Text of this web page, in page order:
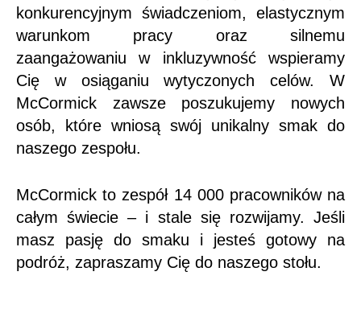
konkurencyjnym świadczeniom, elastycznym
warunkom pracy oraz silnemu
zaangażowaniu w inkluzywność wspieramy
Cię w osiąganiu wytyczonych celów. W
McCormick zawsze poszukujemy nowych
osób, które wniosą swój unikalny smak do
naszego zespołu.
McCormick to zespół 14 000 pracowników na
całym świecie – i stale się rozwijamy. Jeśli
masz pasję do smaku i jesteś gotowy na
podróż, zapraszamy Cię do naszego stołu.